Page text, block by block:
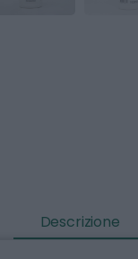
Descrizione